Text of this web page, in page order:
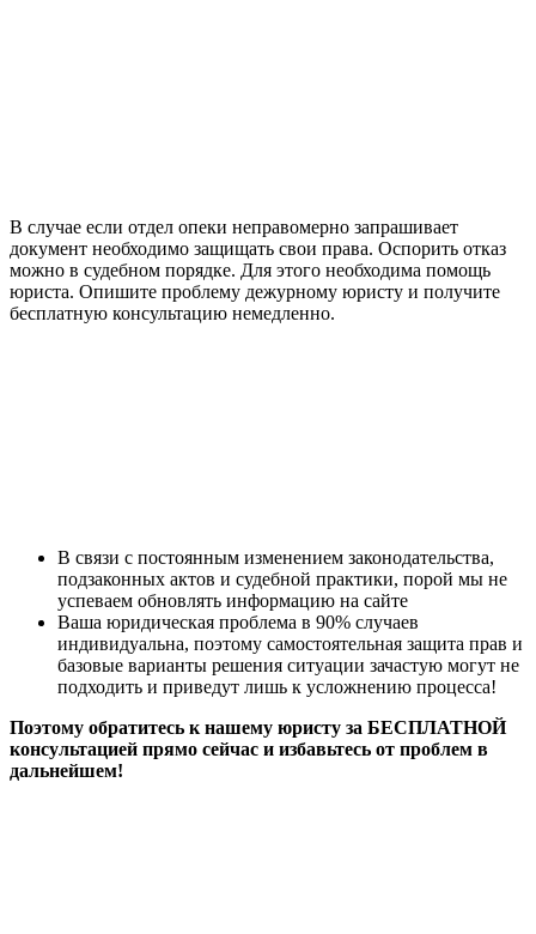
В случае если отдел опеки неправомерно запрашивает
документ необходимо защищать свои права. Оспорить отказ
можно в судебном порядке. Для этого необходима помощь
юриста. Опишите проблему дежурному юристу и получите
бесплатную консультацию немедленно.
В связи с постоянным изменением законодательства,
подзаконных актов и судебной практики, порой мы не
успеваем обновлять информацию на сайте
Ваша юридическая проблема в 90% случаев
индивидуальна, поэтому самостоятельная защита прав и
базовые варианты решения ситуации зачастую могут не
подходить и приведут лишь к усложнению процесса!
Поэтому обратитесь к нашему юристу за БЕСПЛАТНОЙ
консультацией прямо сейчас и избавьтесь от проблем в
дальнейшем!